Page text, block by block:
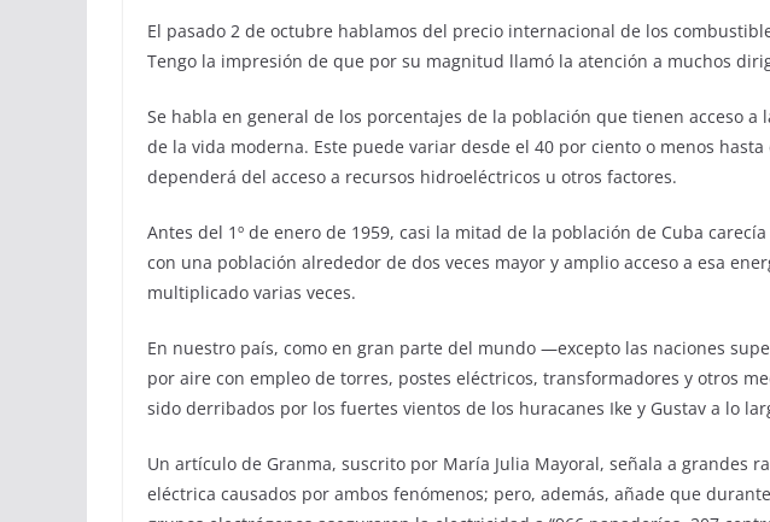
El pasado 2 de octubre hablamos del precio internacional de los
Tengo la impresión de que por su magnitud llamó la atención a muchos
Se habla en general de los porcentajes de la población que tienen acceso a
de la vida moderna. Este puede variar desde el 40 por ciento o menos
dependerá del acceso a recursos hidroeléctricos u otros factores.
Antes del 1º de enero de 1959, casi la mitad de la población de Cuba
con una población alrededor de dos veces mayor y amplio acceso a esa
multiplicado varias veces.
En nuestro país, como en gran parte del mundo ―excepto las naciones
por aire con empleo de torres, postes eléctricos, transformadores y otros
sido derribados por los fuertes vientos de los huracanes Ike y Gustav a lo
Un artículo de Granma, suscrito por María Julia Mayoral, señala a grandes
eléctrica causados por ambos fenómenos; pero, además, añade que